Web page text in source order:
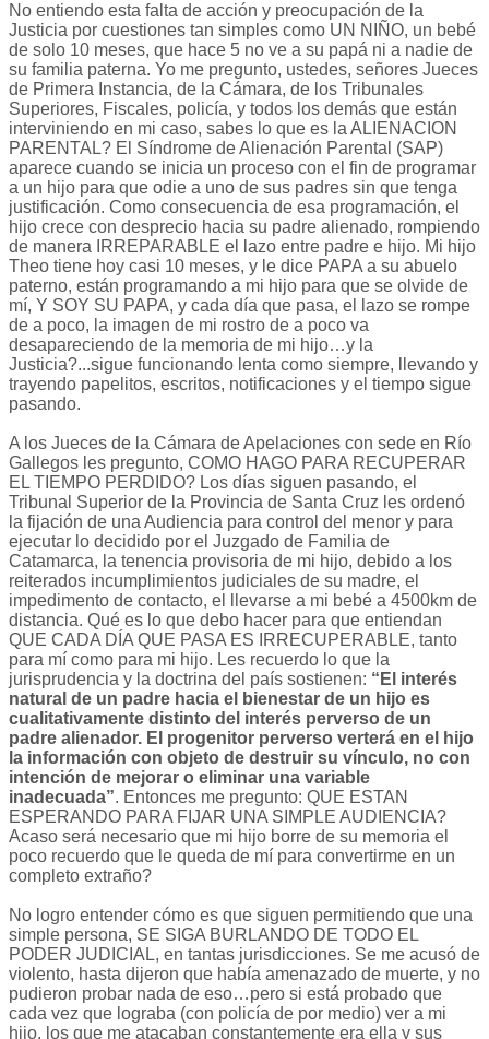
No entiendo esta falta de acción y preocupación de la
Justicia por cuestiones tan simples como UN NIÑO, un bebé
de solo 10 meses, que hace 5 no ve a su papá ni a nadie de
su familia paterna. Yo me pregunto, ustedes, señores Jueces
de Primera Instancia, de la Cámara, de los Tribunales
Superiores, Fiscales, policía, y todos los demás que están
interviniendo en mi caso, sabes lo que es la ALIENACION
PARENTAL? El Síndrome de Alienación Parental (SAP)
aparece cuando se inicia un proceso con el fin de programar
a un hijo para que odie a uno de sus padres sin que tenga
justificación. Como consecuencia de esa programación, el
hijo crece con desprecio hacia su padre alienado, rompiendo
de manera IRREPARABLE el lazo entre padre e hijo. Mi hijo
Theo tiene hoy casi 10 meses, y le dice PAPA a su abuelo
paterno, están programando a mi hijo para que se olvide de
mí, Y SOY SU PAPA, y cada día que pasa, el lazo se rompe
de a poco, la imagen de mi rostro de a poco va
desapareciendo de la memoria de mi hijo…y la
Justicia?...sigue funcionando lenta como siempre, llevando y
trayendo papelitos, escritos, notificaciones y el tiempo sigue
pasando.
A los Jueces de la Cámara de Apelaciones con sede en Río
Gallegos les pregunto, COMO HAGO PARA RECUPERAR
EL TIEMPO PERDIDO? Los días siguen pasando, el
Tribunal Superior de la Provincia de Santa Cruz les ordenó
la fijación de una Audiencia para control del menor y para
ejecutar lo decidido por el Juzgado de Familia de
Catamarca, la tenencia provisoria de mi hijo, debido a los
reiterados incumplimientos judiciales de su madre, el
impedimento de contacto, el llevarse a mi bebé a 4500km de
distancia. Qué es lo que debo hacer para que entiendan
QUE CADA DÍA QUE PASA ES IRRECUPERABLE, tanto
para mí como para mi hijo. Les recuerdo lo que la
jurisprudencia y la doctrina del país sostienen: “El interés
natural de un padre hacia el bienestar de un hijo es
cualitativamente distinto del interés perverso de un
padre alienador. El progenitor perverso verterá en el hijo
la información con objeto de destruir su vínculo, no con
intención de mejorar o eliminar una variable
inadecuada”. Entonces me pregunto: QUE ESTAN
ESPERANDO PARA FIJAR UNA SIMPLE AUDIENCIA?
Acaso será necesario que mi hijo borre de su memoria el
poco recuerdo que le queda de mí para convertirme en un
completo extraño?
No logro entender cómo es que siguen permitiendo que una
simple persona, SE SIGA BURLANDO DE TODO EL
PODER JUDICIAL, en tantas jurisdicciones. Se me acusó de
violento, hasta dijeron que había amenazado de muerte, y no
pudieron probar nada de eso…pero si está probado que
cada vez que lograba (con policía de por medio) ver a mi
hijo, los que me atacaban constantemente era ella y sus